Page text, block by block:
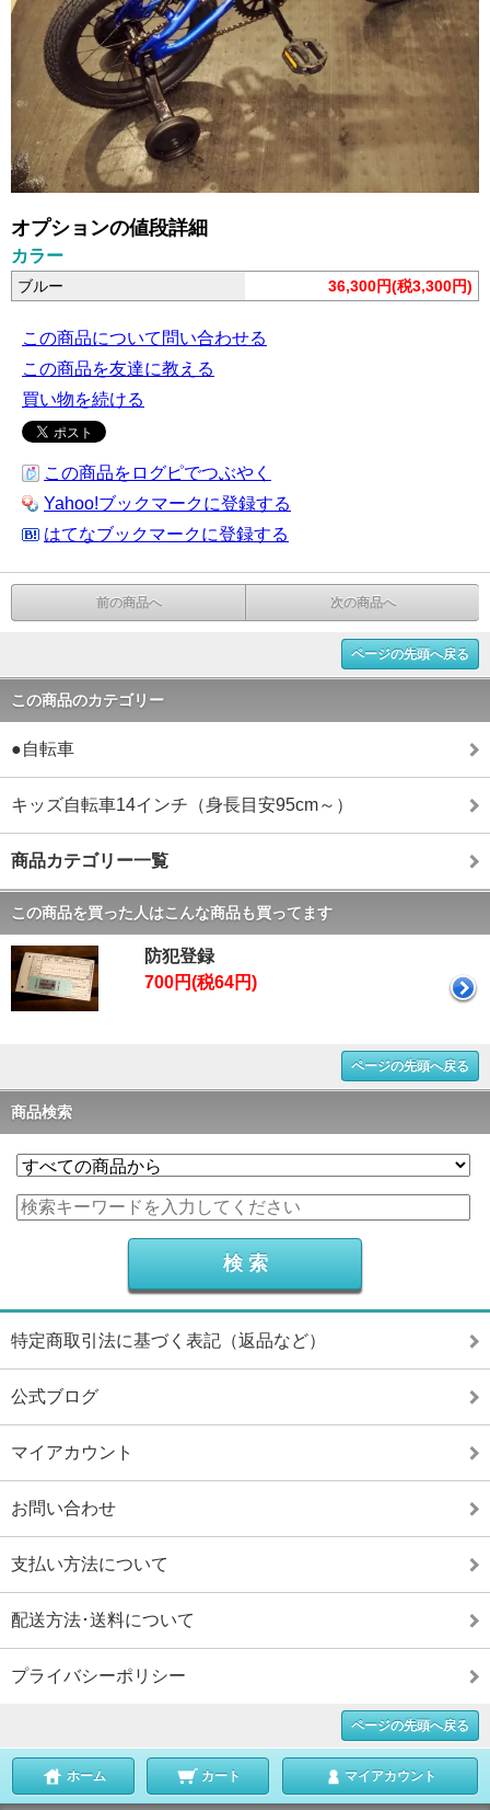
オプションの値段詳細
カラー
ブルー 36,300円(税3,300円)
この商品について問い合わせる
この商品を友達に教える
買い物を続ける
この商品をログピでつぶやく
Yahoo!ブックマークに登録する
はてなブックマークに登録する
前の商品へ 次の商品へ
ページの先頭へ戻る
この商品のカテゴリー
●自転車
キッズ自転車14インチ（身長目安95cm～）
商品カテゴリー一覧
この商品を買った人はこんな商品も買ってます
防犯登録
700円(税64円)
ページの先頭へ戻る
商品検索
特定商取引法に基づく表記（返品など）
公式ブログ
マイアカウント
お問い合わせ
支払い方法について
配送方法･送料について
プライバシーポリシー
ページの先頭へ戻る
ホーム カート マイアカウント